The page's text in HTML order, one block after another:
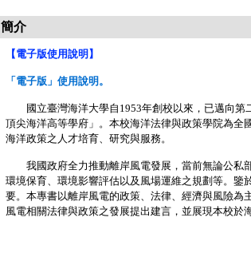
簡介
【電子版使用說明】
「電子版」使用說明。
國立臺灣海洋大學自1953年創校以來，已邁向第
頂尖海洋高等學府」。本校海洋法律與政策學院為全
海洋政策之人才培育、研究與服務。
我國政府全力推動離岸風電發展，當前無論公私
環境保育、環境影響評估以及風場運維之規劃等。
要。本專書以離岸風電的政策、法律、經濟與風險
風電相關法律與政策之發展提出建言，並展現本校於